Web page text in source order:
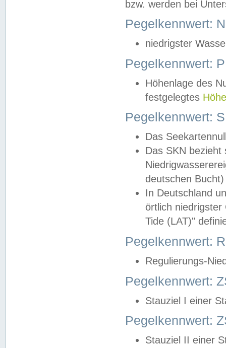
bzw. werden bei
Pegelkennwert:
niedrigster
Pegelkennwert:
Höhenlage des
festgelegtes
Pegelkennwert:
Das
Das SKN
deutschen
In Deutschland
örtlich
Tide (LAT)"
Pegelkennwert:
Regulierungs-
Pegelkennwert:
Stauziel I einer
Pegelkennwert:
Stauziel II einer